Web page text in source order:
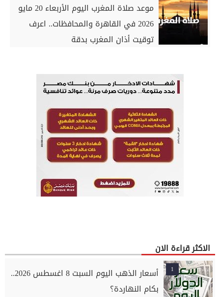
موعد صلاة المغرب اليوم الأربعاء 20 مايو
2026 في القاهرة والمحافظات.. اعرف
توقيت أذان المغرب بدقة
الاكثر قراءة الان
1
أسعار الذهب اليوم السبت 8 اغسطس 2026..
بكام النهاردة؟